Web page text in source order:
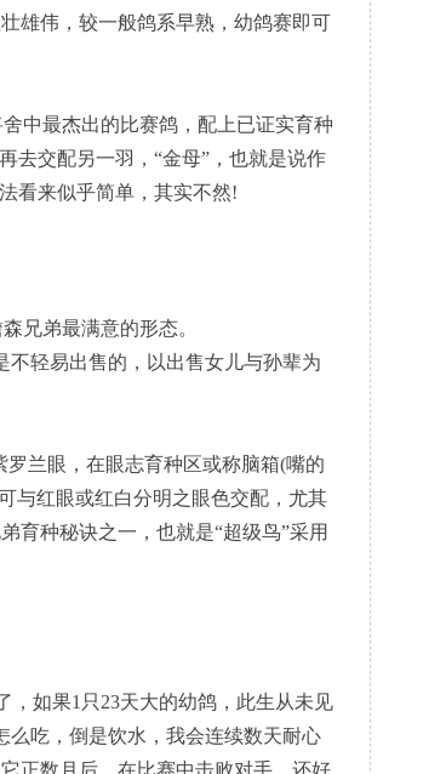
雄伟，较一般鸽系早熟，幼鸽赛即可
中最杰出的比赛鸽，配上已证实育种
去交配另一羽，“金母”，也就是说作
看来似乎简单，其实不然!
兄弟最满意的形态。
轻易出售的，以出售女儿与孙辈为
兰眼，在眼志育种区或称脑箱(嘴的
与红眼或红白分明之眼色交配，尤其
育种秘诀之一，也就是“超级鸟”采用
如果1只23天大的幼鸽，此生从未见
么吃，倒是饮水，我会连续数天耐心
正数月后，在比赛中击败对手，还好